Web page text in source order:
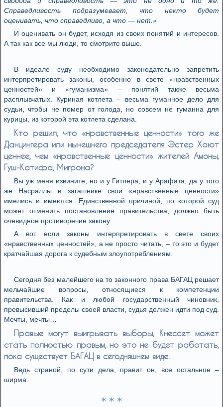
Справедливость подразумевает, что некто будет
оценивать, что справедливо, а что — нет.»
И оценивать он будет, исходя из своих понятий и интересов.
А так как все мы люди, то смотрите выше.
В идеале суду необходимо законодательно запретить
интерпретировать законы, особенно в свете «нравственных
ценностей» и «гуманизма» – понятий также весьма
расплывчатых. Куриная котлета – весьма гуманное дело для
судьи, чтобы не помер от голода, но совсем не гуманна для
курицы, из которой эта котлета сделана.
Кто решил, что «нравственные ценности» того же
Данцингера или нынешнего председателя Эстер Хают
ценнее, чем «нравственные ценности» жителей Амоны,
Гуш-Катифа, Мигрона?
Вы уж меня извините, но и у Гитлера, и у Арафата, да у того
же Насраллы в загашнике свои «нравственные ценности»
имелись и имеются. Единственной причиной, по которой суд
может отменить постановление правительства, должно быть
очевидное противоречие закону.
А вот если законы интерпретировать в свете своих
«нравственных ценностей», а не просто читать, – то это и будет
кратчайшая дорога к судебным злоупотреблениям.
Сегодня без малейшего на то законного права БАГАЦ решает
мельчайшие вопросы, относящиеся к компетенции
правительства. Как и любой государственный чиновник,
превысивший пределы своей власти, судья должен идти под суд.
Мечты, мечты…
Правые могут выигрывать выборы, Кнессет может
стать полностью правым, но это не будет работать,
пока существует БАГАЦ в сегодняшнем виде.
Ведь страной, по сути дела, правит он, все остальное –
ширма.
* * *